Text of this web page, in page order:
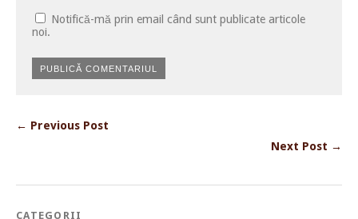
Notifică-mă prin email când sunt publicate articole
noi.
← Previous Post
Next Post →
CATEGORII